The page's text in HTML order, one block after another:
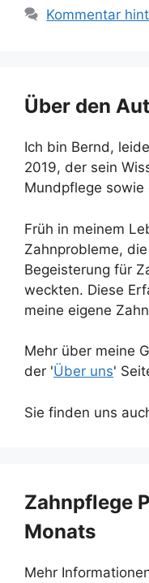
Kommentar
Über den
Ich bin Bernd,
2019, der sein
Mundpflege
Früh in meinem
Zahnprobleme,
Begeisterung für
weckten. Diese
meine eigene
Mehr über meine
der 'Über uns'
Sie finden uns
Zahnpflege
Monats
Mehr